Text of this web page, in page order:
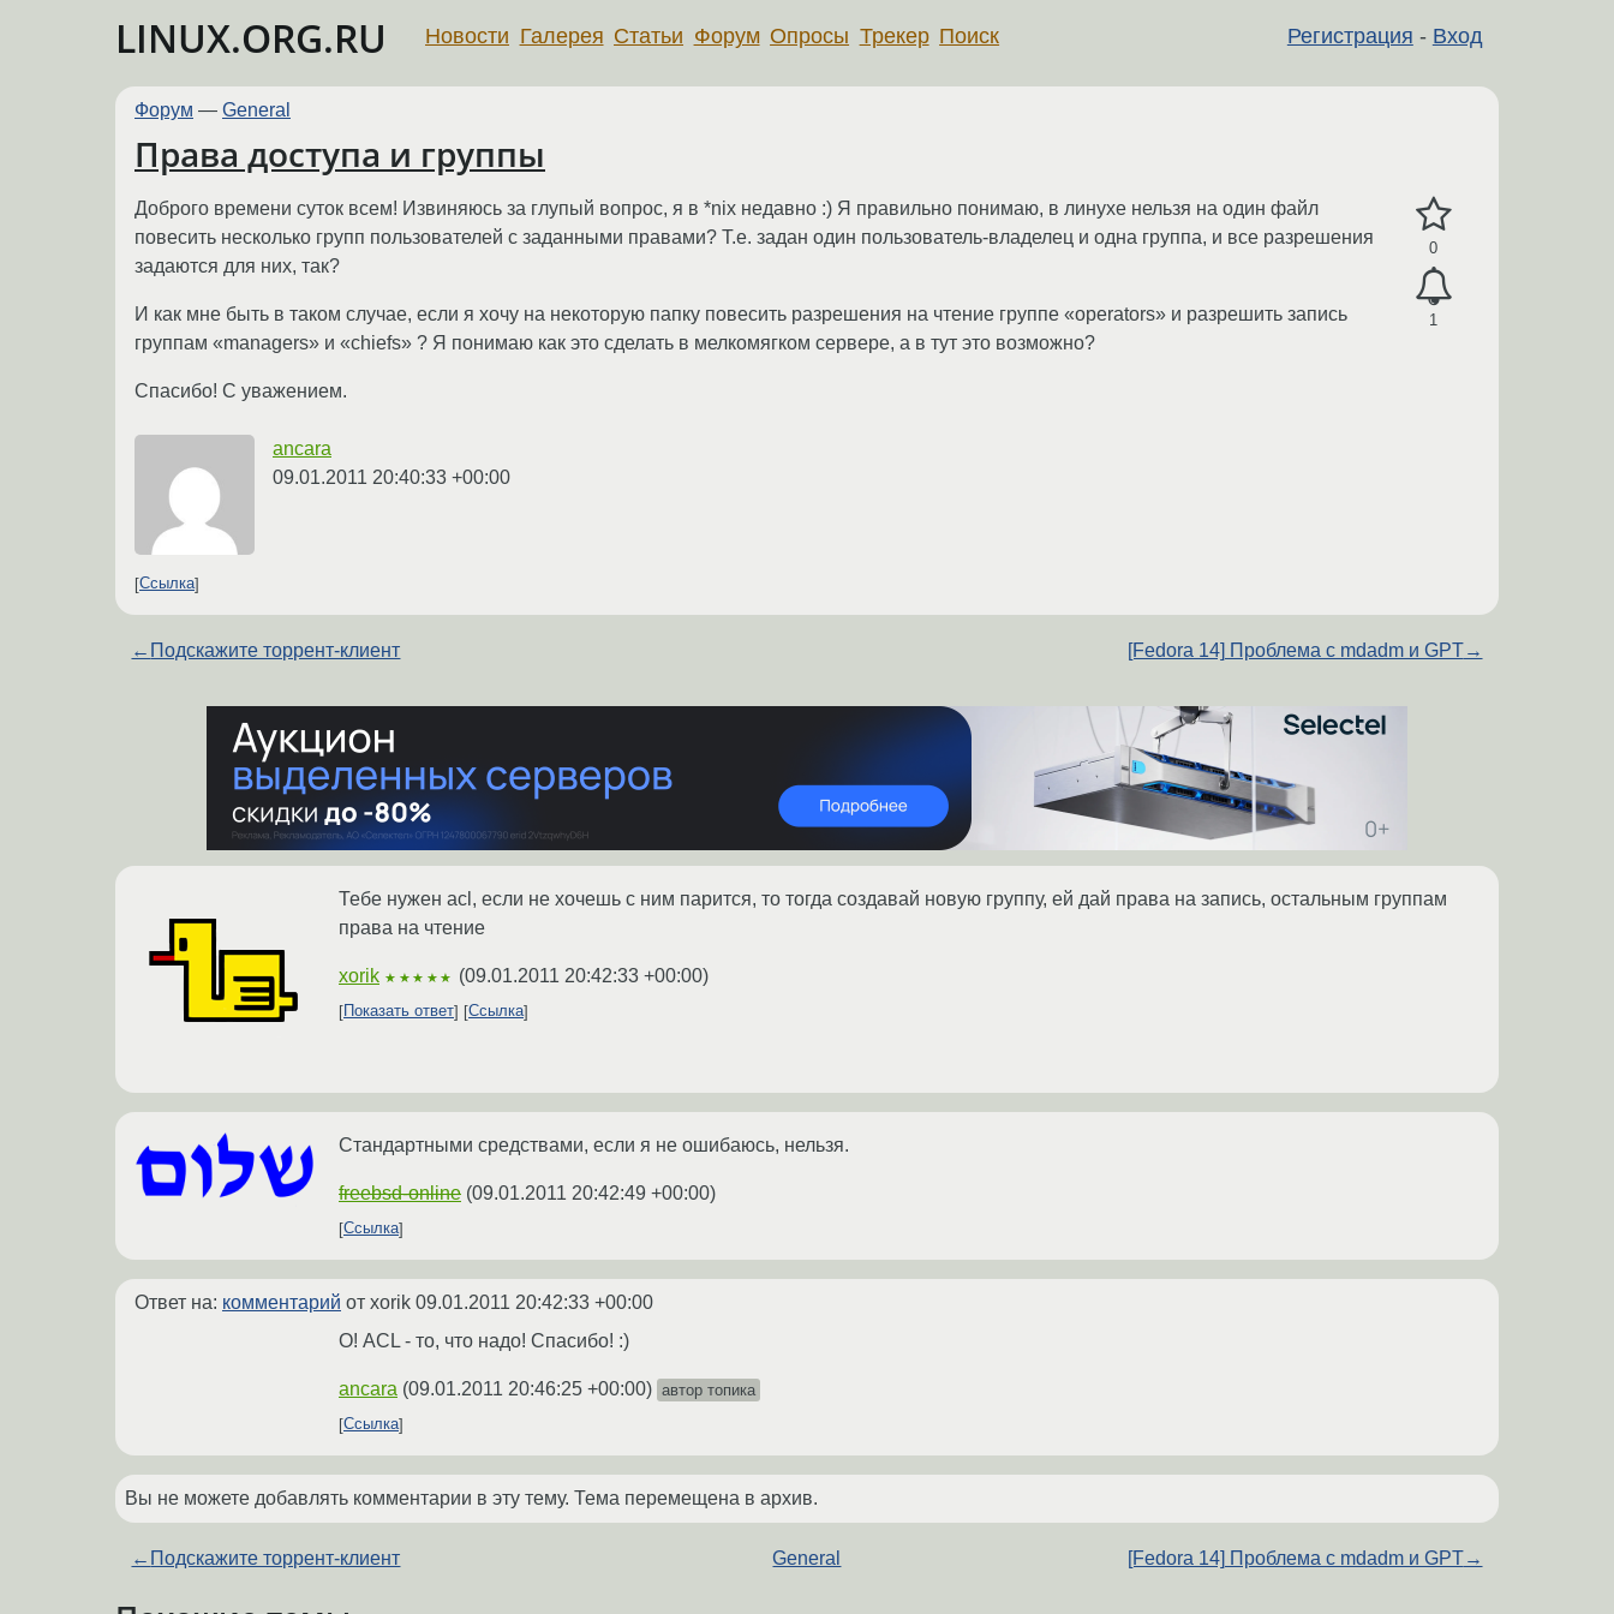
LINUX.ORG.RU Регистрация - Вход
Новости Галерея Статьи Форум Опросы Трекер Поиск
Форум — General
Права доступа и группы
0
1
Доброго времени суток всем! Извиняюсь за глупый вопрос, я в *nix недавно :) Я правильно понимаю, в линухе нельзя на один файл
повесить несколько групп пользователей с заданными правами? Т.е. задан один пользователь-владелец и одна группа, и все разрешения
задаются для них, так?
И как мне быть в таком случае, если я хочу на некоторую папку повесить разрешения на чтение группе «operators» и разрешить запись
группам «managers» и «chiefs» ? Я понимаю как это сделать в мелкомягком сервере, а в тут это возможно?
Спасибо! С уважением.
ancara
09.01.2011 20:40:33 +00:00
Ссылка
← Подскажите торрент-клиент [Fedora 14] Проблема с mdadm и GPT→
Тебе нужен acl, если не хочешь с ним парится, то тогда создавай новую группу, ей дай права на запись, остальным группам
права на чтение
xorik ★★★★★ (09.01.2011 20:42:33 +00:00)
Показать ответ Ссылка
Стандартными средствами, если я не ошибаюсь, нельзя.
freebsd-online (09.01.2011 20:42:49 +00:00)
Ссылка
Ответ на: комментарий от xorik 09.01.2011 20:42:33 +00:00
О! ACL - то, что надо! Спасибо! :)
ancara (09.01.2011 20:46:25 +00:00) автор топика
Ссылка
Вы не можете добавлять комментарии в эту тему. Тема перемещена в архив.
← Подскажите торрент-клиент General [Fedora 14] Проблема с mdadm и GPT→